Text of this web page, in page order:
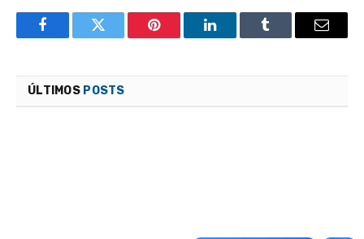
FacebookTwitter Pinterest LinkedInTumblr Email
ÚLTIMOS POSTS